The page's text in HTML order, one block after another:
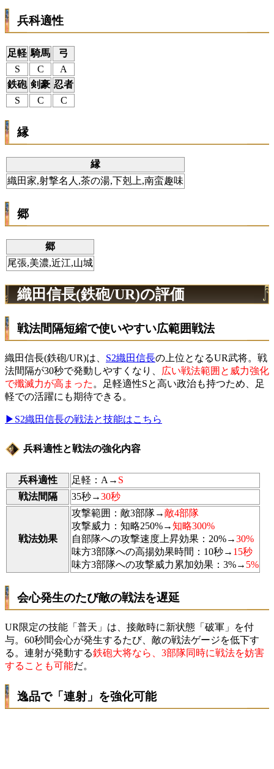
兵科適性
足軽 騎馬
弓
S
C
A
鉄砲 剣豪 忍者
S
C C
縁
縁
織田家,射撃名人,茶の湯,下剋上,南蛮趣味
郷
郷
尾張,美濃,近江,山城
織田信長(鉄砲/UR)の評価
戦法間隔短縮で使いやすい広範囲戦法
織田信長(鉄砲/UR)は、 S2織田信長の上位となるUR武将。戦
法間隔が30秒で発動しやすくなり、
広い戦法範囲と威力強化
で殲滅力が高まった 。足軽適性Sと高い政治も持つため、足
軽での活躍にも期待できる。
▶S2織田信長の戦法と技能はこちら
兵科適性と戦法の強化内容
兵科適性 足軽：A→ S
戦法間隔
35秒→30秒
戦法効果
攻撃範囲：敵3部隊→敵4部隊
攻撃威力：知略250%→知略300%
自部隊への攻撃速度上昇効果：20%→30%
味方3部隊への高揚効果時間：10秒→ 15秒
味方3部隊への攻撃威力累加効果：3%→ 5%
会心発生のたび敵の戦法を遅延
UR限定の技能「普天」は、接敵時に新状態「破軍」を付
与。60秒間会心が発生するたび、敵の戦法ゲージを低下す
る。連射が発動する鉄砲大将なら、3部隊同時に戦法を妨害
することも可能だ。
逸品で「連射」を強化可能